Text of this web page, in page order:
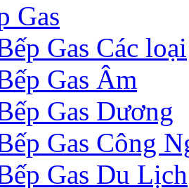
Gas
Gas Các loại
Gas Âm
Gas Dương
Gas Công
Gas Du Lịch